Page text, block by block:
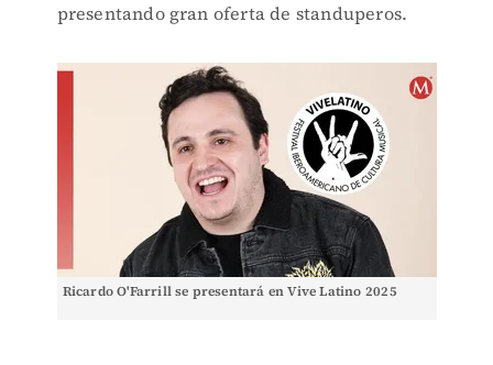
presentando gran oferta de standuperos.
Ricardo O'Farrill se presentará en Vive Latino 2025